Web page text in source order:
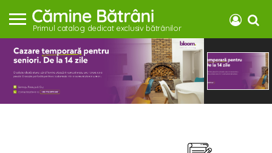
Primul catalog dedicat exclusiv bătrânilor